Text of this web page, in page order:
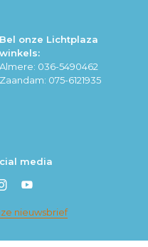
Bel onze Lichtplaza
winkels:
Almere: 036-5490462
Zaandam: 075-6121935
media
nieuwsbrief